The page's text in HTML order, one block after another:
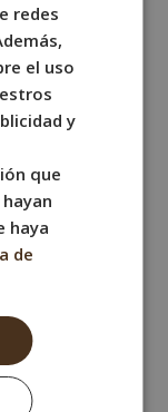
FRENCH
ITALIAN
redes
el uso
y
que
haya
de